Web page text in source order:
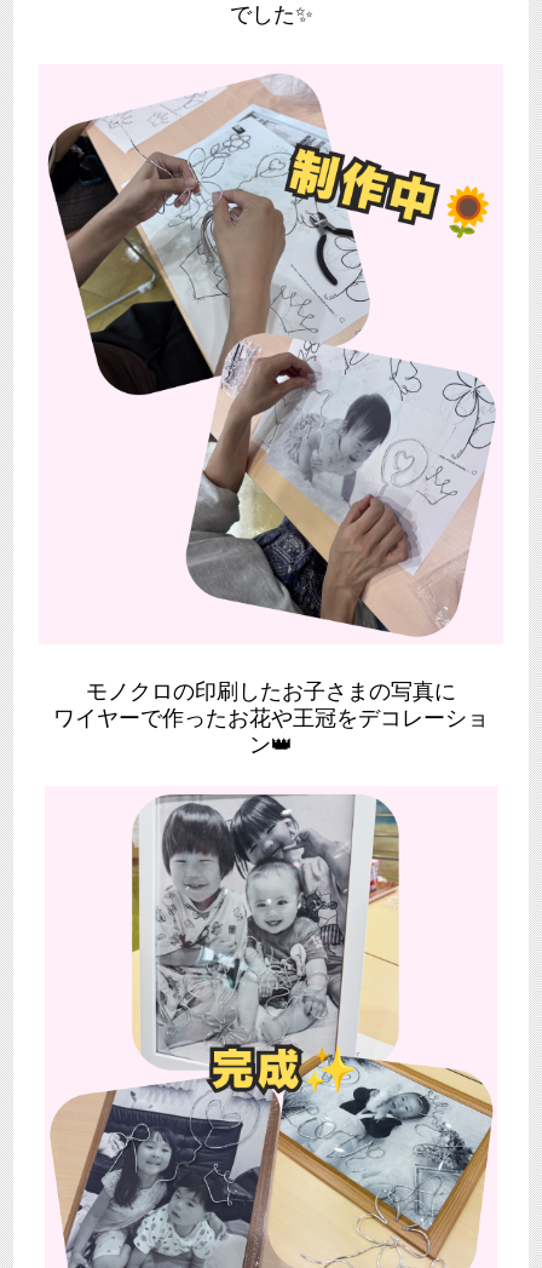
でした✨
モノクロの印刷したお子さまの写真に
ワイヤーで作ったお花や王冠をデコレーショ
ン👑